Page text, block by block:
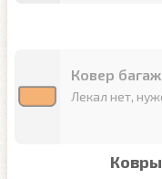
Ковер
Лекал нет,